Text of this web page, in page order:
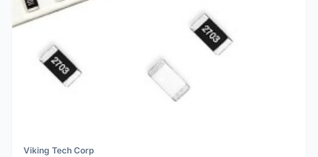
Viking Tech Corp